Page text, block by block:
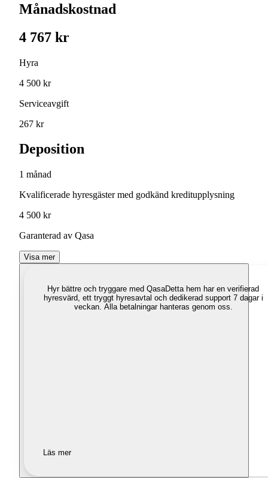
Månadskostnad
4 767 kr
Hyra
4 500 kr
Serviceavgift
267 kr
Deposition
1 månad
Kvalificerade hyresgäster med godkänd kreditupplysning
4 500 kr
Garanterad av Qasa
Visa mer
Hyr bättre och tryggare med QasaDetta hem har en verifierad
hyresvärd, ett tryggt hyresavtal och dedikerad support 7 dagar i
veckan. Alla betalningar hanteras genom oss.
Läs mer